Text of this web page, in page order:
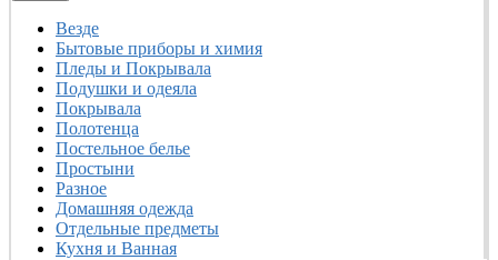
Везде
Бытовые приборы и химия
Пледы и Покрывала
Подушки и одеяла
Покрывала
Полотенца
Постельное белье
Простыни
Разное
Домашняя одежда
Отдельные предметы
Кухня и Ванная